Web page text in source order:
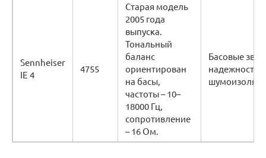
Sennheiser
IE 4
4755
Старая модель
2005 года
выпуска.
Тональный
баланс
ориентирован
на басы,
частоты – 10–
18000 Гц,
сопротивление
– 16 Ом.
Басовые
надежность,